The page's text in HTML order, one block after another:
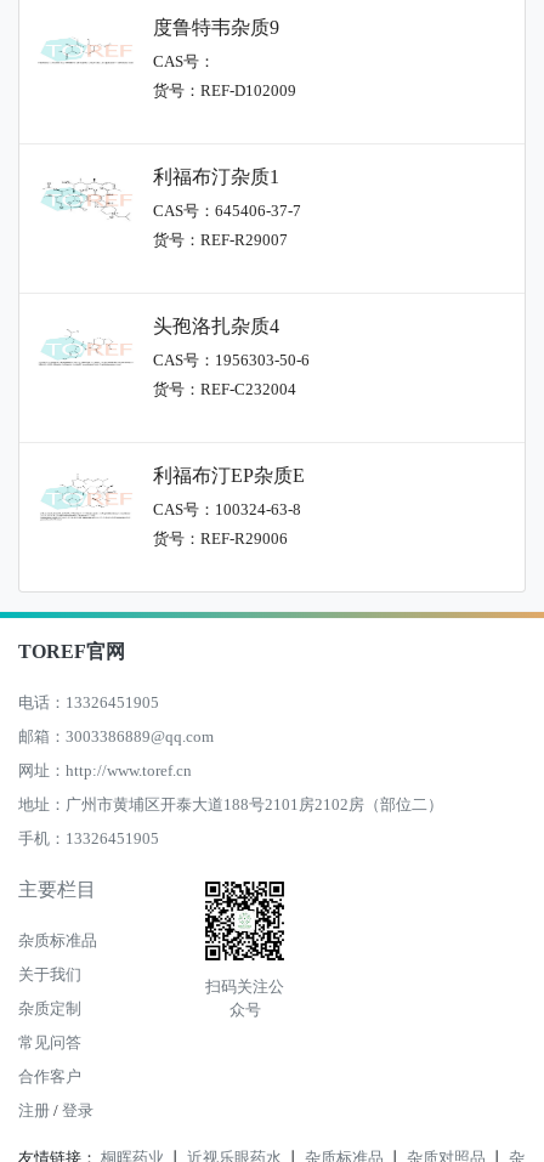
度鲁特韦杂质9
CAS号：
货号：REF-D102009
利福布汀杂质1
CAS号：645406-37-7
货号：REF-R29007
头孢洛扎杂质4
CAS号：1956303-50-6
货号：REF-C232004
利福布汀EP杂质E
CAS号：100324-63-8
货号：REF-R29006
TOREF官网
电话：13326451905
邮箱：3003386889@qq.com
网址：http://www.toref.cn
地址：广州市黄埔区开泰大道188号2101房2102房（部位二）
手机：13326451905
主要栏目
杂质标准品
关于我们
杂质定制
常见问答
合作客户
注册 / 登录
扫码关注公
众号